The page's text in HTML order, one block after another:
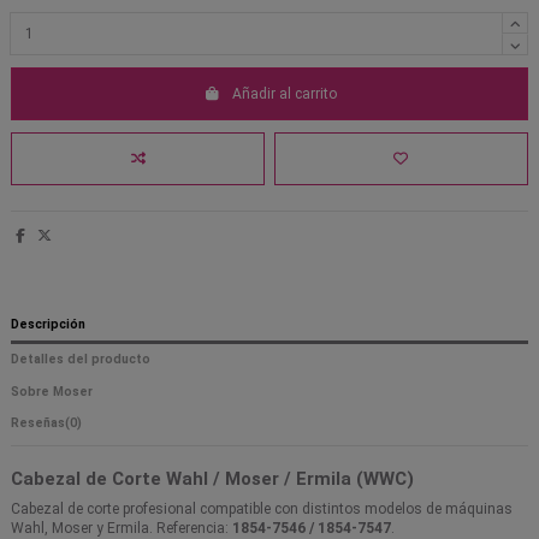
Añadir al carrito
Descripción
Detalles del producto
Sobre Moser
Reseñas(0)
Cabezal de Corte Wahl / Moser / Ermila (WWC)
Cabezal de corte profesional compatible con distintos modelos de máquinas
Wahl, Moser y Ermila. Referencia: 1854-7546 / 1854-7547.